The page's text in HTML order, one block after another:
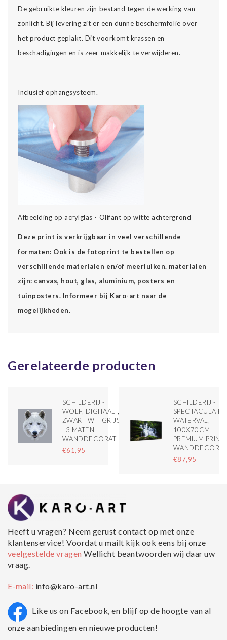
De gebruikte kleuren zijn bestand tegen de werking van
zonlicht. Bij levering zit er een dunne beschermfolie over
het product geplakt. Dit voorkomt krassen en
beschadigingen en is zeer makkelijk te verwijderen.
Inclusief ophangsysteem.
Afbeelding op acrylglas - Olifant op witte achtergrond
Deze print is verkrijgbaar in veel verschillende
formaten: Ook is de fotoprint te bestellen op
verschillende materialen en/of meerluiken. materialen
zijn: canvas, hout, glas, aluminium, posters en
tuinposters. Informeer bij Karo-art naar de
mogelijkheden.
Gerelateerde producten
SCHILDERIJ -
WOLF, DIGITAAL ,
ZWART WIT GRIJS
, 3 MATEN ,
WANDDECORATIE
€61,95
SCHILDERIJ -
SPECTACULAIRE
WATERVAL,
100X70CM,
PREMIUM PRINT,
€87,95
Heeft u vragen? Neem gerust contact op met onze
klantenservice! Voordat u mailt kijk ook eens bij onze
veelgestelde vragenWellicht beantwoorden wij daar uw
vraag.
E-mail: info@karo-art.nl
Like us on Facebook, en blijf op de hoogte van al
onze aanbiedingen en nieuwe producten!